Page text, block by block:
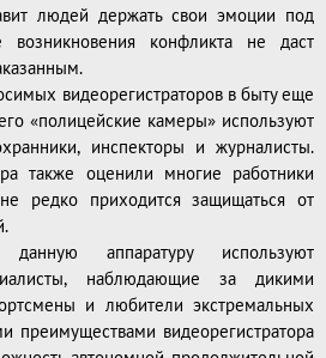
людей держать свои эмоции под
конфликта не даст
видеорегистраторов в быту еще
«полицейские камеры» используют
инспекторы и журналисты.
также оценили многие работники
редко приходится защищаться от
аппаратуру используют
наблюдающие за дикими
и любители экстремальных
преимуществами видеорегистратора